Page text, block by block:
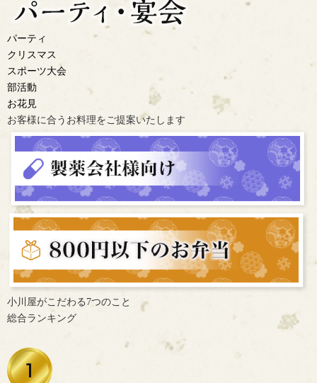
パーティ
クリスマス
スポーツ大会
部活動
お花見
お客様に合うお料理を ご提案いたします
小川屋がこだわる7つのこと
総合ランキング